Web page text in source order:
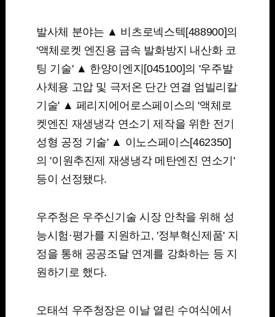
발사체 분야는 ▲ 비츠로넥스텍[488900]의
'액체로켓 엔진용 금속 발화방지 내산화 코
팅 기술' ▲ 한양이엔지[045100]의 '우주발
사체용 고압 및 극저온 단간 연결 엄빌리칼
기술' ▲ 페리지에어로스페이스의 '액체로
켓엔진 재생냉각 연소기 제작을 위한 전기
성형 공정 기술' ▲ 이노스페이스[462350]
의 '이원추진제 재생냉각 메탄엔진 연소기'
등이 선정됐다.
우주청은 우주신기술 시장 안착을 위해 성
능시험·평가를 지원하고, '정부혁신제품' 지
정을 통해 공공조달 연계를 강화하는 등 지
원하기로 했다.
오태석 우주청장은 이날 열린 수여식에서